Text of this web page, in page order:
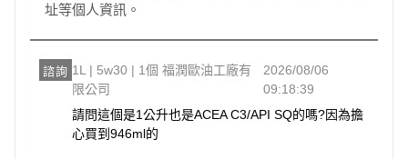
址等個人資訊。
諮詢 1L | 5w30 | 1個 福潤歐油工廠有
限公司
2026/08/06
09:18:39
請問這個是1公升也是ACEA C3/API SQ的嗎?因為擔
心買到946ml的